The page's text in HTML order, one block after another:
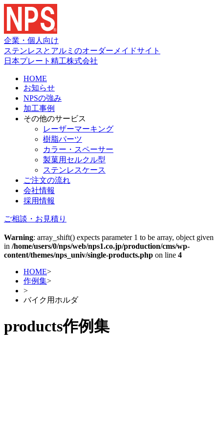
企業・個人向け
ステンレスとアルミのオーダーメイドサイト
日本プレート精工株式会社
HOME
お知らせ
NPSの強み
加工事例
その他のサービス
レーザーマーキング
樹脂パーツ
カラー・スペーサー
製菓用セルクル型
ステンレスケース
ご注文の流れ
会社情報
採用情報
ご相談・お見積り
Warning: array_shift() expects parameter 1 to be array, object given
in /home/users/0/nps/web/nps1.co.jp/production/cms/wp-
content/themes/nps_univ/single-products.php on line 4
HOME>
作例集>
>
バイク用ホルダ
products作例集